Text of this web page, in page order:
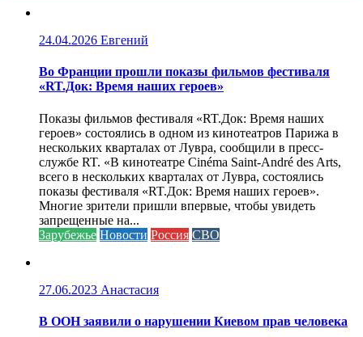
24.04.2026 Евгений
Во Франции прошли показы фильмов фестиваля
«RT.Док: Время наших героев»
Показы фильмов фестиваля «RT.Док: Время наших
героев» состоялись в одном из кинотеатров Парижа в
нескольких кварталах от Лувра, сообщили в пресс-
службе RT. «В кинотеатре Cinéma Saint-André des Arts,
всего в нескольких кварталах от Лувра, состоялись
показы фестиваля «RT.Док: Время наших героев».
Многие зрители пришли впервые, чтобы увидеть
запрещенные на...
Зарубежье Новости Россия СВО
27.06.2023 Анастасия
В ООН заявили о нарушении Киевом прав человека